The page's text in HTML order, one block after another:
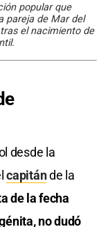
popular que
pareja de Mar del
el nacimiento de
desde la
capitánde la
de la fecha
no dudó